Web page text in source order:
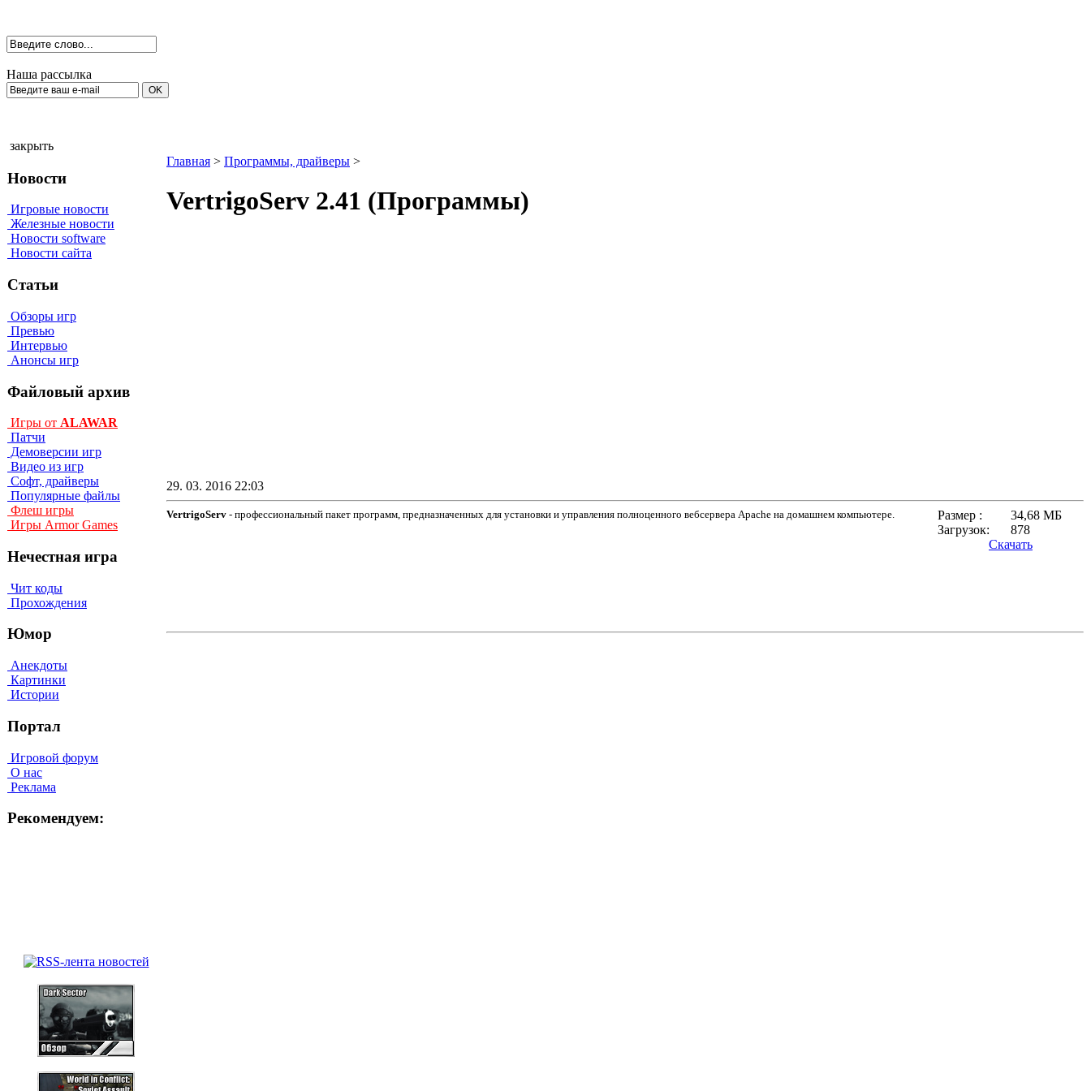
Наша рассылка
закрыть
Новости
Игровые новости
Железные новости
Новости software
Новости сайта
Статьи
Обзоры игр
Превью
Интервью
Анонсы игр
Файловый архив
Игры от ALAWAR
Патчи
Демоверсии игр
Видео из игр
Софт, драйверы
Популярные файлы
Флеш игры
Игры Armor Games
Нечестная игра
Чит коды
Прохождения
Юмор
Анекдоты
Картинки
Истории
Портал
Игровой форум
О нас
Реклама
Рекомендуем:
Главная > Программы, драйверы >
VertrigoServ 2.41 (Программы)
29. 03. 2016 22:03
Размер :
34,68 МБ
Загрузок:
878
Скачать
VertrigoServ - профессиональный пакет программ, предназначенных для установки и управления полноценного вебсервера Apache на домашнем компьютере.